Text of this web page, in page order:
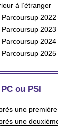
à l’étranger
2022
Parcoursup 2023
Parcoursup 2024
Parcoursup 2025
ou PSI
une
une